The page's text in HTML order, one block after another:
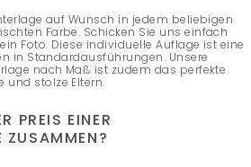
auf Wunsch in jedem beliebigen
Farbe. Schicken Sie uns einfach
Foto. Diese individuelle Auflage ist eine
in Standardausführungen. Unsere
nach Maß ist zudem das perfekte
und stolze Eltern.
PREIS EINER
ZUSAMMEN?